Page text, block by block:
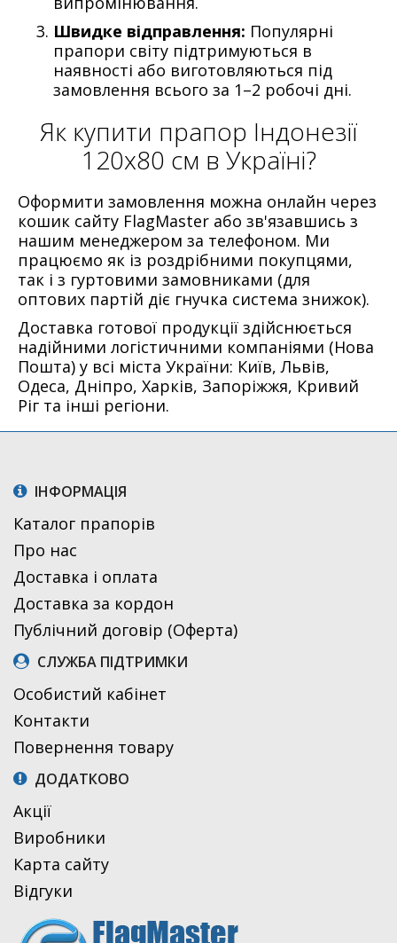
Швидке відправлення: Популярні
прапори світу підтримуються в
наявності або виготовляються під
замовлення всього за 1–2 робочі дні.
Як купити прапор Індонезії
120х80 см в Україні?
Оформити замовлення можна онлайн через
кошик сайту FlagMaster або зв'язавшись з
нашим менеджером за телефоном. Ми
працюємо як із роздрібними покупцями,
так і з гуртовими замовниками (для
оптових партій діє гнучка система знижок).
Доставка готової продукції здійснюється
надійними логістичними компаніями (Нова
Пошта) у всі міста України: Київ, Львів,
Одеса, Дніпро, Харків, Запоріжжя, Кривий
Ріг та інші регіони.
ІНФОРМАЦІЯ
Каталог прапорів
Про нас
Доставка і оплата
Доставка за кордон
Публічний договір (Оферта)
СЛУЖБА ПІДТРИМКИ
Особистий кабінет
Контакти
Повернення товару
ДОДАТКОВО
Акції
Виробники
Карта сайту
Відгуки